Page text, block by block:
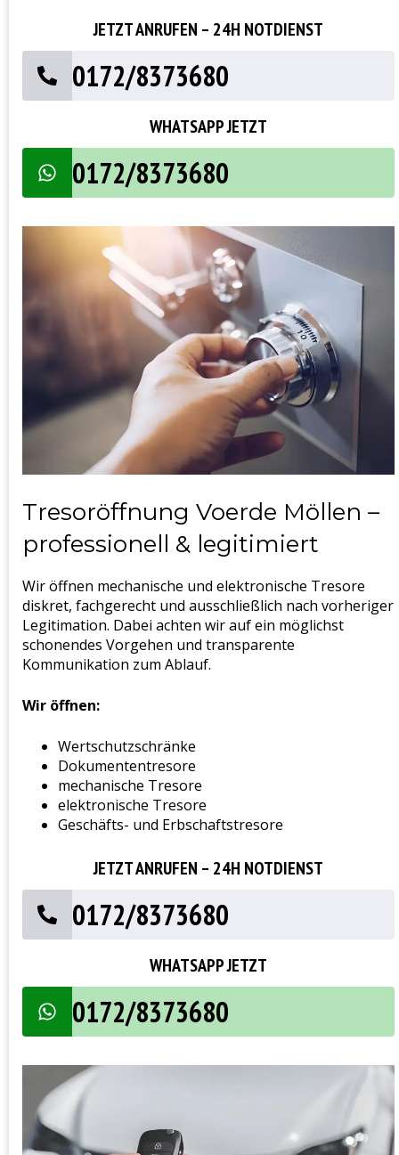
JETZT ANRUFEN – 24H NOTDIENST
0172/8373680
WHATSAPP JETZT
0172/8373680
Tresoröffnung Voerde Möllen –
professionell & legitimiert
Wir öffnen mechanische und elektronische Tresore
diskret, fachgerecht und ausschließlich nach vorheriger
Legitimation. Dabei achten wir auf ein möglichst
schonendes Vorgehen und transparente
Kommunikation zum Ablauf.
Wir öffnen:
Wertschutzschränke
Dokumententresore
mechanische Tresore
elektronische Tresore
Geschäfts- und Erbschaftstresore
JETZT ANRUFEN – 24H NOTDIENST
0172/8373680
WHATSAPP JETZT
0172/8373680